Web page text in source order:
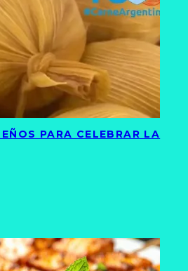
PARA CELEBRAR LA